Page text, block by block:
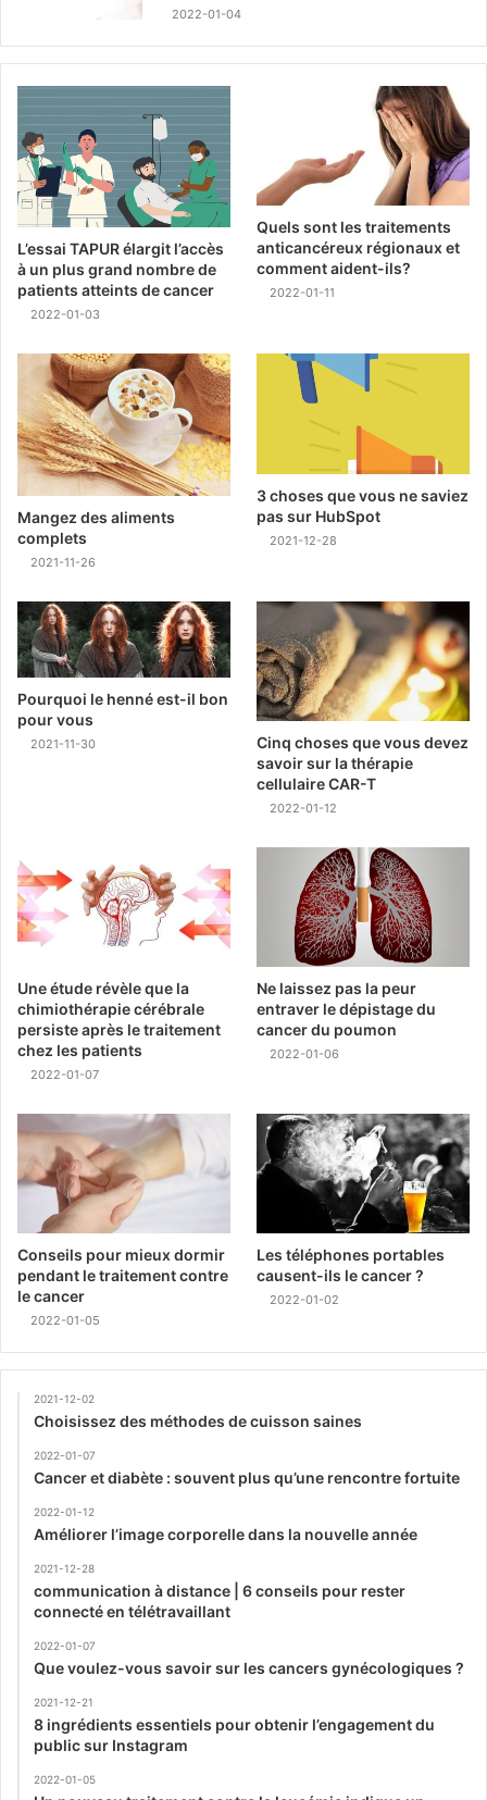
2022-01-04
L’essai TAPUR élargit l’accès
à un plus grand nombre de
patients atteints de cancer
2022-01-03
Quels sont les traitements
anticancéreux régionaux et
comment aident-ils?
2022-01-11
Mangez des aliments
complets
2021-11-26
3 choses que vous ne saviez
pas sur HubSpot
2021-12-28
Pourquoi le henné est-il bon
pour vous
2021-11-30
Cinq choses que vous devez
savoir sur la thérapie
cellulaire CAR-T
2022-01-12
Une étude révèle que la
chimiothérapie cérébrale
persiste après le traitement
chez les patients
2022-01-07
Ne laissez pas la peur
entraver le dépistage du
cancer du poumon
2022-01-06
Conseils pour mieux dormir
pendant le traitement contre
le cancer
2022-01-05
Les téléphones portables
causent-ils le cancer ?
2022-01-02
2021-12-02
Choisissez des méthodes de cuisson saines
2022-01-07
Cancer et diabète : souvent plus qu’une rencontre fortuite
2022-01-12
Améliorer l’image corporelle dans la nouvelle année
2021-12-28
communication à distance | 6 conseils pour rester
connecté en télétravaillant
2022-01-07
Que voulez-vous savoir sur les cancers gynécologiques ?
2021-12-21
8 ingrédients essentiels pour obtenir l’engagement du
public sur Instagram
2022-01-05